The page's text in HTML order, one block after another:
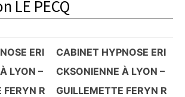
LE PECQ
ERI
LYON –
FERYN R
CABINET HYPNOSE ERI
CKSONIENNE À LYON –
GUILLEMETTE FERYN R